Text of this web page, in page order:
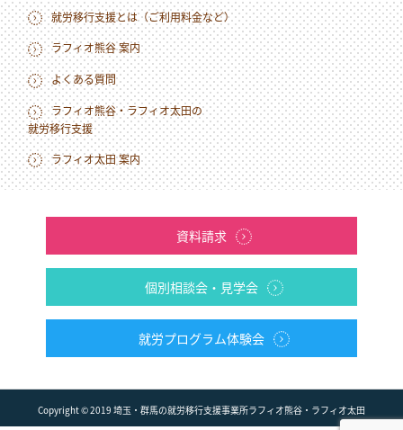
就労移行支援とは（ご利用料金など）
ラフィオ熊谷・ラフィオ太田の
就労移行支援
ラフィオ熊谷 案内
ラフィオ太田 案内
よくある質問
資料請求
個別相談会・見学会
就労プログラム体験会
Copyright © 2019 埼玉・群馬の就労移⾏⽀援事業所ラフィオ熊⾕・ラフィオ太田